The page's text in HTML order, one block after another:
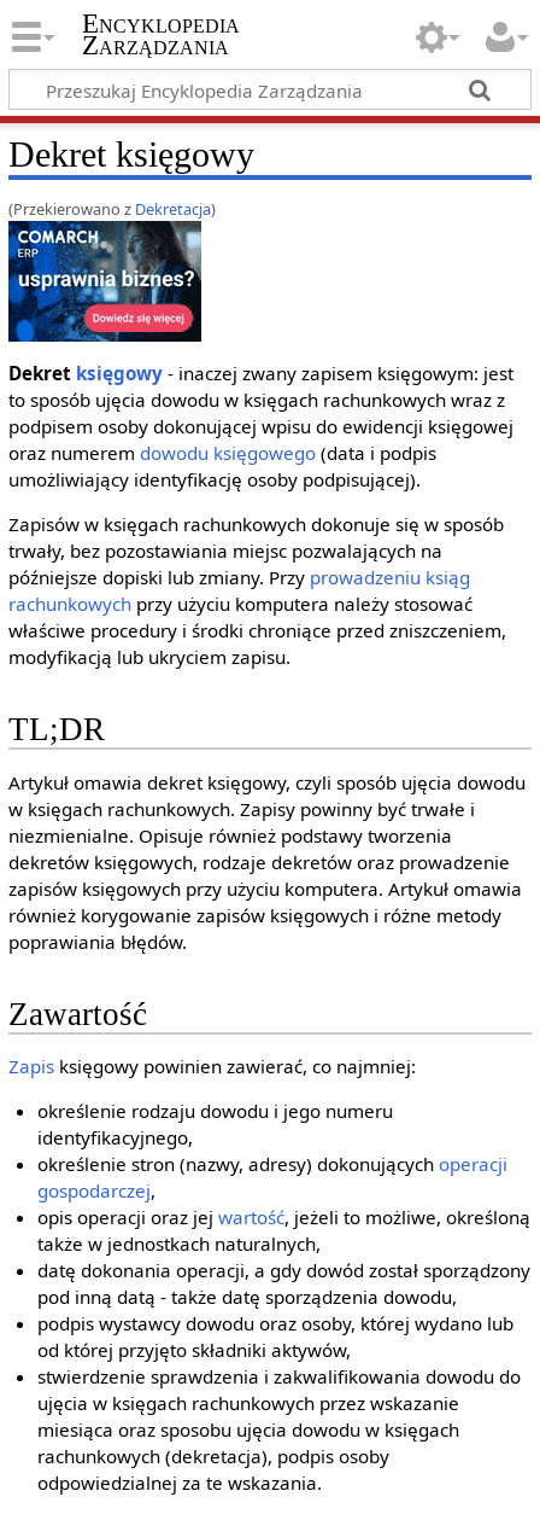
Encyklopedia
Zarządzania
Dekret księgowy
(Przekierowano z Dekretacja)
Dekret księgowy- inaczej zwany zapisem księgowym: jest
to sposób ujęcia dowodu w księgach rachunkowych wraz z
podpisem osoby dokonującej wpisu do ewidencji księgowej
oraz numerem dowodu księgowego(data i podpis
umożliwiający identyfikację osoby podpisującej).
Zapisów w księgach rachunkowych dokonuje się w sposób
trwały, bez pozostawiania miejsc pozwalających na
późniejsze dopiski lub zmiany. Przy prowadzeniu ksiąg
rachunkowychprzy użyciu komputera należy stosować
właściwe procedury i środki chroniące przed zniszczeniem,
modyfikacją lub ukryciem zapisu.
TL;DR
Artykuł omawia dekret księgowy, czyli sposób ujęcia dowodu
w księgach rachunkowych. Zapisy powinny być trwałe i
niezmienialne. Opisuje również podstawy tworzenia
dekretów księgowych, rodzaje dekretów oraz prowadzenie
zapisów księgowych przy użyciu komputera. Artykuł omawia
również korygowanie zapisów księgowych i różne metody
poprawiania błędów.
Zawartość
Zapisksięgowy powinien zawierać, co najmniej:
określenie rodzaju dowodu i jego numeru
identyfikacyjnego,
określenie stron (nazwy, adresy) dokonującychoperacji
gospodarczej,
opis operacji oraz jejwartość, jeżeli to możliwe, określoną
także w jednostkach naturalnych,
datę dokonania operacji, a gdy dowód został sporządzony
pod inną datą - także datę sporządzenia dowodu,
podpis wystawcy dowodu oraz osoby, której wydano lub
od której przyjęto składniki aktywów,
stwierdzenie sprawdzenia i zakwalifikowania dowodu do
ujęcia w księgach rachunkowych przez wskazanie
miesiąca oraz sposobu ujęcia dowodu w księgach
rachunkowych (dekretacja), podpis osoby
odpowiedzialnej za te wskazania.